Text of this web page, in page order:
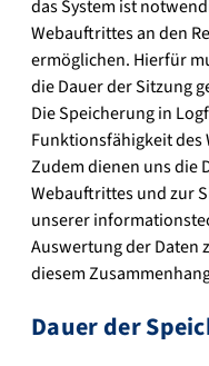
das System ist
Webauftrittes an den
ermöglichen. Hierfür
die Dauer der Sitzung
Die Speicherung in
Funktionsfähigkeit
Zudem dienen uns die
Webauftrittes und zur
unserer
Auswertung der Daten
diesem
Dauer der